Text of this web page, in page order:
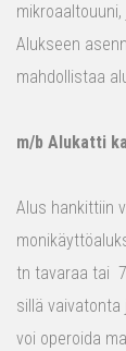
Alukseen
mahdollistaa
m/b Alukatti
Alus hankittiin
tn tavaraa tai
sillä
voi operoida